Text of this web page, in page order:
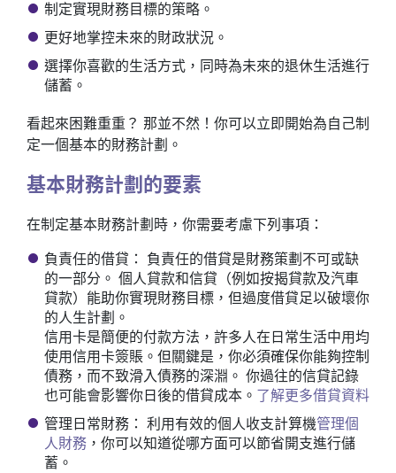
制定實現財務目標的策略。
更好地掌控未來的財政狀況。
選擇你喜歡的生活方式，同時為未來的退休生活進行
儲蓄。
看起來困難重重？ 那並不然！你可以立即開始為自己制
定一個基本的財務計劃。
基本財務計劃的要素
在制定基本財務計劃時，你需要考慮下列事項：
負責任的借貸： 負責任的借貸是財務策劃不可或缺
的一部分。 個人貸款和信貸（例如按揭貸款及汽車
貸款）能助你實現財務目標，但過度借貸足以破壞你
的人生計劃。
信用卡是簡便的付款方法，許多人在日常生活中用均
使用信用卡簽賬。但關鍵是，你必須確保你能夠控制
債務，而不致滑入債務的深淵。 你過往的信貸記錄
也可能會影響你日後的借貸成本。 了解更多借貸資料
管理日常財務： 利用有效的個人收支計算機管理個
人財務 ，你可以知道從哪方面可以節省開支進行儲
蓄。